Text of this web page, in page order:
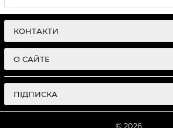
КОНТАКТИ
О САЙТЕ
ПІДПИСКА
© 2026